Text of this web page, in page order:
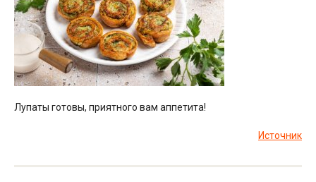
Лупаты готовы, приятного вам аппетита!
Источник